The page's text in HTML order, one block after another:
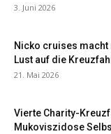
3. Juni 2026
Nicko cruises macht
Lust auf die
21. Mai 2026
Vierte Charity-
Mukoviszidose